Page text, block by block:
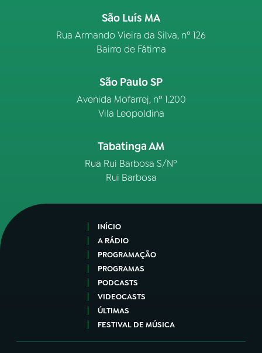
São Luís MA
Rua Armando Vieira da Silva, nº 126
Bairro de Fátima
São Paulo SP
Avenida Mofarrej, nº 1.200
Vila Leopoldina
Tabatinga AM
Rua Rui Barbosa S/Nº
Rui Barbosa
INÍCIO
A RÁDIO
PROGRAMAÇÃO
PROGRAMAS
PODCASTS
VIDEOCASTS
ÚLTIMAS
FESTIVAL DE MÚSICA